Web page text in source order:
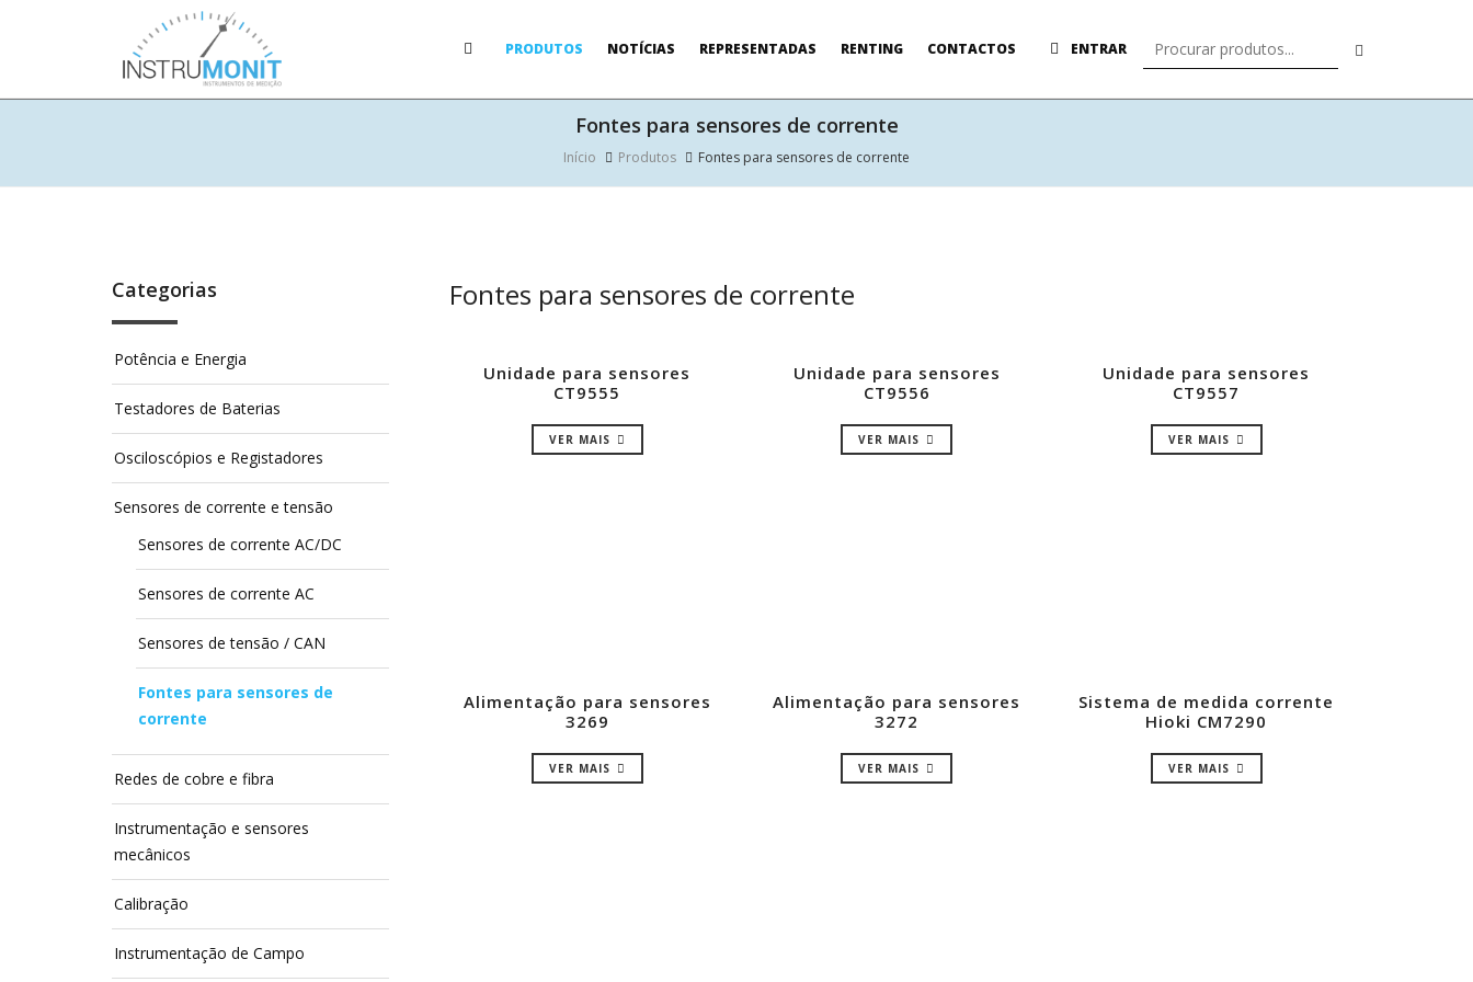
PRODUTOS NOTÍCIAS REPRESENTADAS RENTING CONTACTOS ENTRAR
Fontes para sensores de corrente
Início Produtos Fontes para sensores de corrente
Categorias
Potência e Energia
Testadores de Baterias
Osciloscópios e Registadores
Sensores de corrente e tensão
Sensores de corrente AC/DC
Sensores de corrente AC
Sensores de tensão / CAN
Fontes para sensores de
corrente
Redes de cobre e fibra
Instrumentação e sensores
mecânicos
Calibração
Instrumentação de Campo
Fontes para sensores de corrente
Unidade para sensores
CT9555
VER MAIS
Unidade para sensores
CT9556
VER MAIS
Unidade para sensores
CT9557
VER MAIS
Alimentação para sensores
3269
VER MAIS
Alimentação para sensores
3272
VER MAIS
Sistema de medida corrente
Hioki CM7290
VER MAIS